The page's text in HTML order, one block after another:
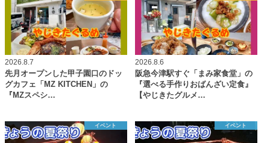
2026.8.7
先月オープンした甲子園口のドッ
グカフェ「MZ KITCHEN」の
『MZスペシ…
2026.8.6
阪急今津駅すぐ「まみ家食堂」の
『選べる手作りおばんざい定食』
【やじきたグルメ…
イベント イベント